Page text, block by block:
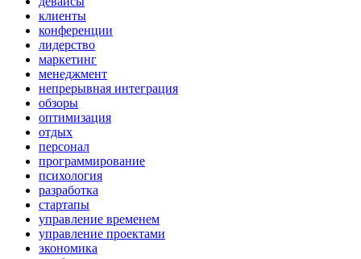
клиенты
конференции
лидерство
маркетинг
менеджмент
непрерывная интеграция
обзоры
оптимизация
отдых
персонал
программирование
психология
разработка
стартапы
управление временем
управление проектами
экономика